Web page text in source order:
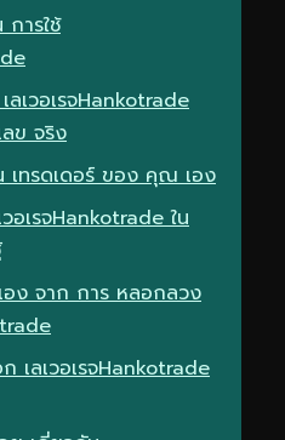
การใช้
ลเวอเรจHankotrade
ข จริง
เทรดเดอร์ ของ คุณ เอง
อเรจHankotrade ใน
ง จาก การ หลอกลวง
เลเวอเรจHankotrade